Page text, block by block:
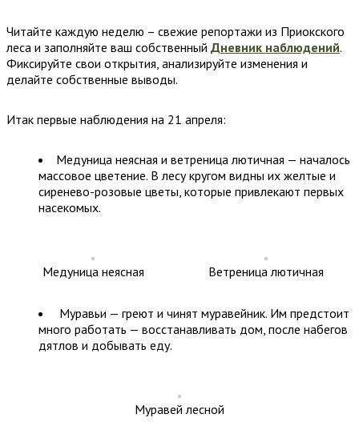
Читайте каждую неделю – свежие репортажи из Приокского
леса и заполняйте ваш собственный Дневник наблюдений.
Фиксируйте свои открытия, анализируйте изменения и
делайте собственные выводы.
Итак первые наблюдения на 21 апреля:
Медуница неясная и ветреница лютичная — началось
массовое цветение. В лесу кругом видны их желтые и
сиренево-розовые цветы, которые привлекают первых
насекомых.
Медуница неясная Ветреница лютичная
Муравьи — греют и чинят муравейник. Им предстоит
много работать — восстанавливать дом, после набегов
дятлов и добывать еду.
Муравей лесной